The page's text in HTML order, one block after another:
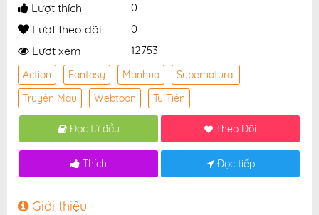
Lượt thích 0
Lượt theo dõi 0
Lượt xem 12753
Action Fantasy Manhua
Supernatural
Truyện Màu
Webtoon Tu Tiên
Đọc từ đầu Theo Dõi
Thích Đọc tiếp
Giới thiệu